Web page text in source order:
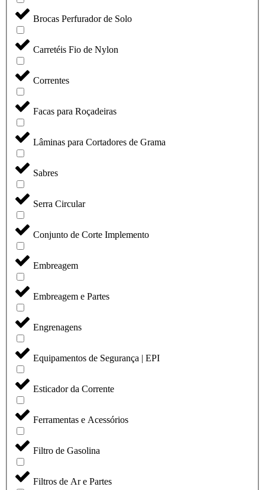
Brocas Perfurador de Solo
Carretéis Fio de Nylon
Correntes
Facas para Roçadeiras
Lâminas para Cortadores de Grama
Sabres
Serra Circular
Conjunto de Corte Implemento
Embreagem
Embreagem e Partes
Engrenagens
Equipamentos de Segurança | EPI
Esticador da Corrente
Ferramentas e Acessórios
Filtro de Gasolina
Filtros de Ar e Partes